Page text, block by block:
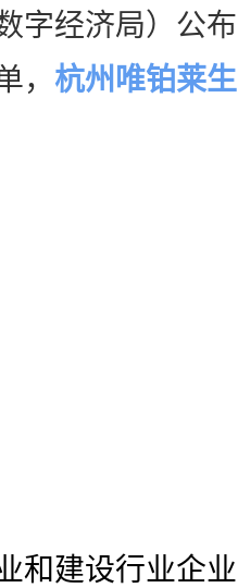
字经济局）公布
， 杭州唯铂莱生
和建设行业企业